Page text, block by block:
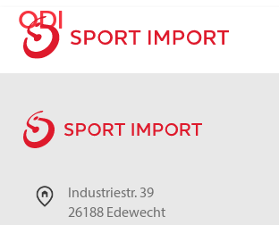
ODI
Industriestr. 39
26188 Edewecht